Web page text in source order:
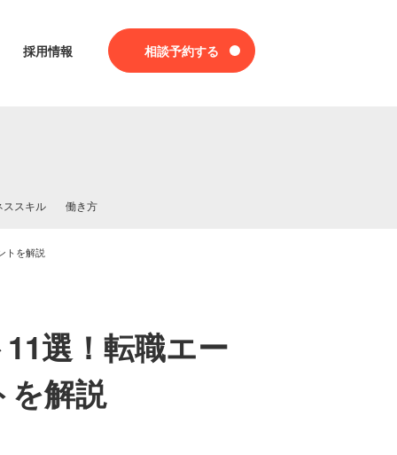
採用情報 相談予約する
ススキル 働き方
トを解説
選！転職エー
を解説